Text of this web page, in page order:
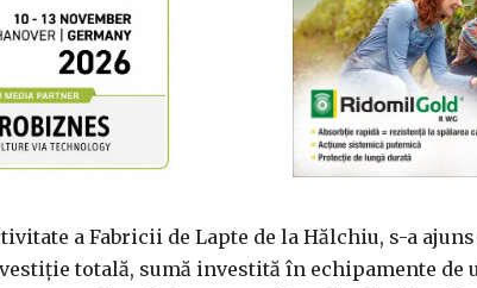
a Fabricii de Lapte de la Hălchiu, s-a ajuns
totală, sumă investită în echipamente de